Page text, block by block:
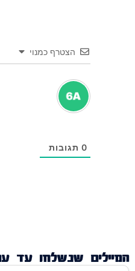
הצטרף כמנוי
0 תגובות
המיילים שנשלחו עד